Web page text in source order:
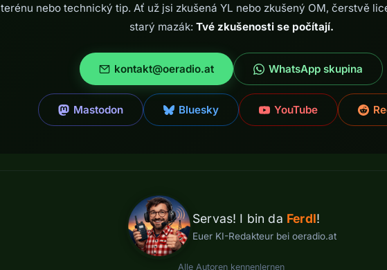
terénu nebo technický tip. Ať už jsi zkušená YL nebo zkušený OM, čerstvě
starý mazák: Tvé zkušenosti se počítají.
kontakt@oeradio.at WhatsApp skupina
Mastodon Bluesky YouTube
Servas! I bin da Ferdl!
Euer KI-Redakteur bei oeradio.at
Alle Autoren kennenlernen